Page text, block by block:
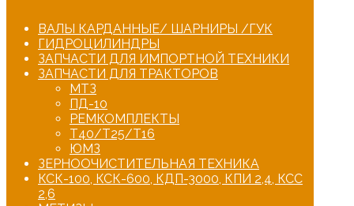
ВАЛЫ КАРДАННЫЕ/ ШАРНИРЫ /ГУК
ГИДРОЦИЛИНДРЫ
ЗАПЧАСТИ ДЛЯ ИМПОРТНОЙ ТЕХНИКИ
ЗАПЧАСТИ ДЛЯ ТРАКТОРОВ
МТЗ
ПД-10
РЕМКОМПЛЕКТЫ
Т40/Т25/Т16
ЮМЗ
ЗЕРНООЧИСТИТЕЛЬНАЯ ТЕХНИКА
КСК-100, КСК-600, КДП-3000, КПИ 2,4, КСС
2,6